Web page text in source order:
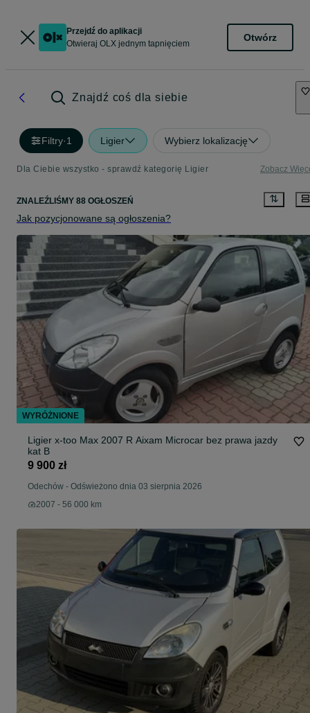
Przejdź do aplikacji
Otwieraj OLX jednym tapnięciem
Otwórz
Znajdź coś dla siebie
Filtry·1 Ligier Wybierz lokalizację
Dla Ciebie wszystko - sprawdź kategorię Ligier Zobacz
ZNALEŹLIŚMY 88 OGŁOSZEŃ
Jak pozycjonowane są ogłoszenia?
Ligier x-too Max 2007 R Aixam Microcar bez prawa jazdy
kat B
9 900 zł
Odechów - Odświeżono dnia 03 sierpnia 2026
2007 - 56 000 km
WYRÓŻNIONE